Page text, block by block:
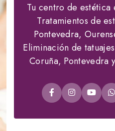
Tu centro de estética
Tratamientos de
Pontevedra,
Eliminación de
Coruña, Pontevedra